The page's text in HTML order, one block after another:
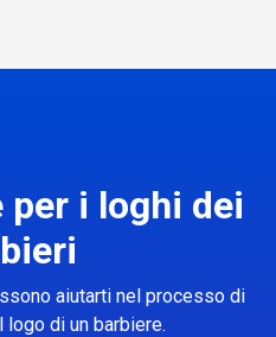
i loghi dei
aiutarti nel processo di
di un barbiere.